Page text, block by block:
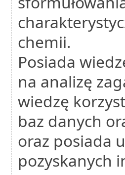
chemii.
Posiada
na analizę
wiedzę
baz danych
oraz posiada
pozyskanych